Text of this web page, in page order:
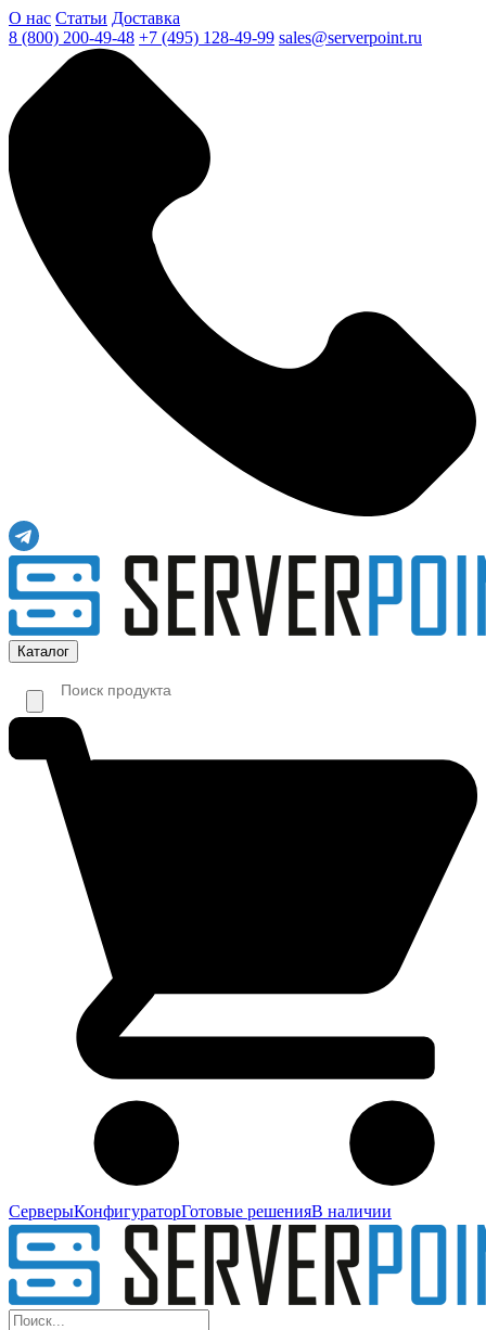
О нас Статьи Доставка
8 (800) 200-49-48 +7 (495) 128-49-99 sales@serverpoint.ru
Каталог
СерверыКонфигураторГотовые решенияВ наличии